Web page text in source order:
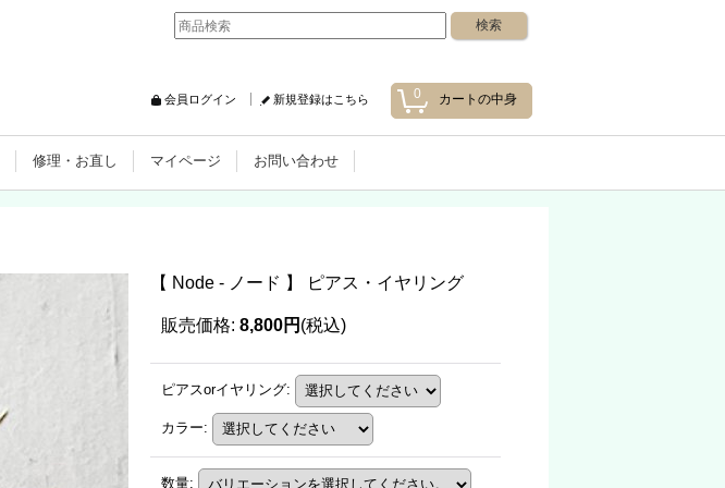
0 カートの中身
会員ログイン 新規登録はこちら
修理・お直し マイページ お問い合わせ
【 Node - ノード 】 ピアス・イヤリング
販売価格: 8,800円 (税込)
ピアスorイヤリング:
カラー:
数量: